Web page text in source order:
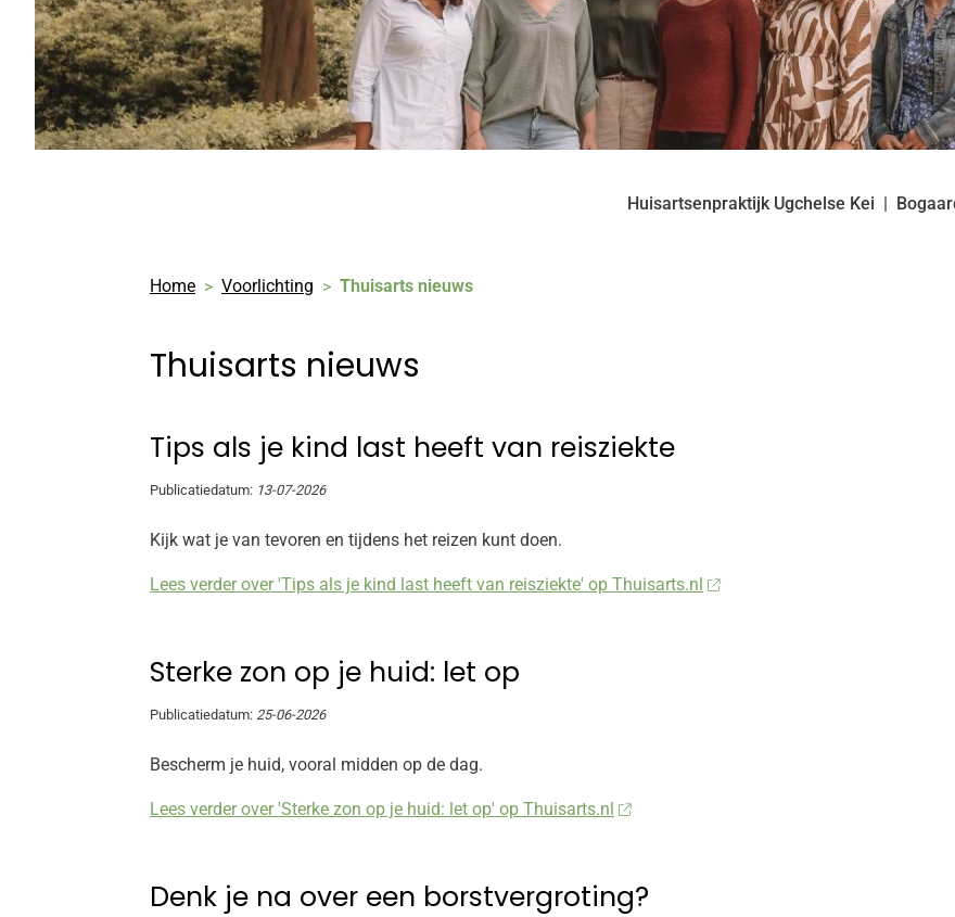
Huisartsenpraktijk Ugchelse Kei
Home Voorlichting Thuisarts nieuws
Thuisarts nieuws
Tips als je kind last heeft van reisziekte
Publicatiedatum: 13-07-2026
Kijk wat je van tevoren en tijdens het reizen kunt doen.
Lees verder over 'Tips als je kind last heeft van reisziekte' op Thuisarts.nl
Sterke zon op je huid: let op
Publicatiedatum: 25-06-2026
Bescherm je huid, vooral midden op de dag.
Lees verder over 'Sterke zon op je huid: let op' op Thuisarts.nl
Denk je na over een borstvergroting?